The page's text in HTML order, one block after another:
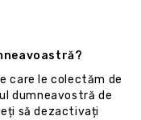
care le colectăm de
dumneavostră de
să dezactivați